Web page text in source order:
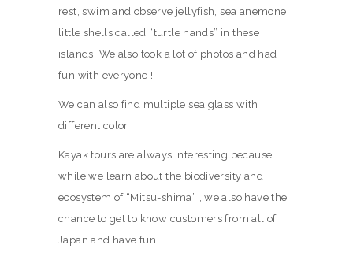
rest, swim and observe jellyfish, sea anemone,
little shells called “turtle hands” in these
islands. We also took a lot of photos and had
fun with everyone !
We can also find multiple sea glass with
different color !
Kayak tours are always interesting because
while we learn about the biodiversity and
ecosystem of “Mitsu-shima” , we also have the
chance to get to know customers from all of
Japan and have fun.